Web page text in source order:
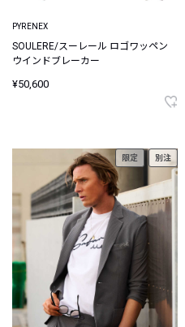
PYRENEX
SOULERE/スーレール ロゴワッペン
ウインドブレーカー
¥50,600
限定 別注